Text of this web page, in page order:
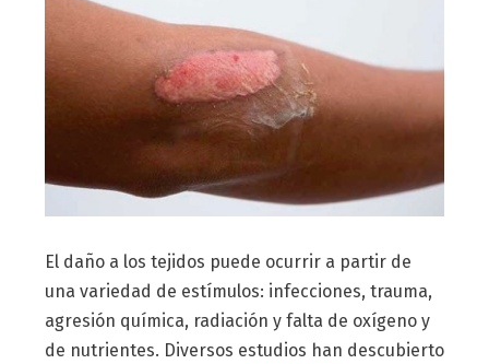
El daño a los tejidos puede ocurrir a partir de
una variedad de estímulos: infecciones, trauma,
agresión química, radiación y falta de oxígeno y
de nutrientes. Diversos estudios han descubierto